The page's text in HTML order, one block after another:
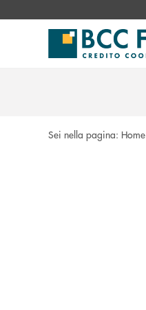
Sei nella pagina: Home